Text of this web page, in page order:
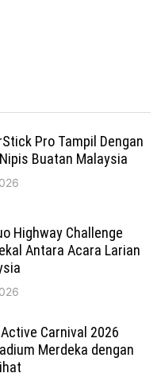
Pro Tampil Dengan
Buatan Malaysia
Highway Challenge
Antara Acara Larian
Carnival 2026
Merdeka dengan